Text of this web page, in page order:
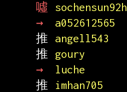
噓
sochensun92h
→
a052612565
推
angell543
推
goury
→
luche
推
imhan705